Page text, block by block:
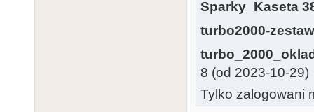
Sparky_Kaseta
turbo2000-
8 (od 2023-10-29)
Tylko zalogowani